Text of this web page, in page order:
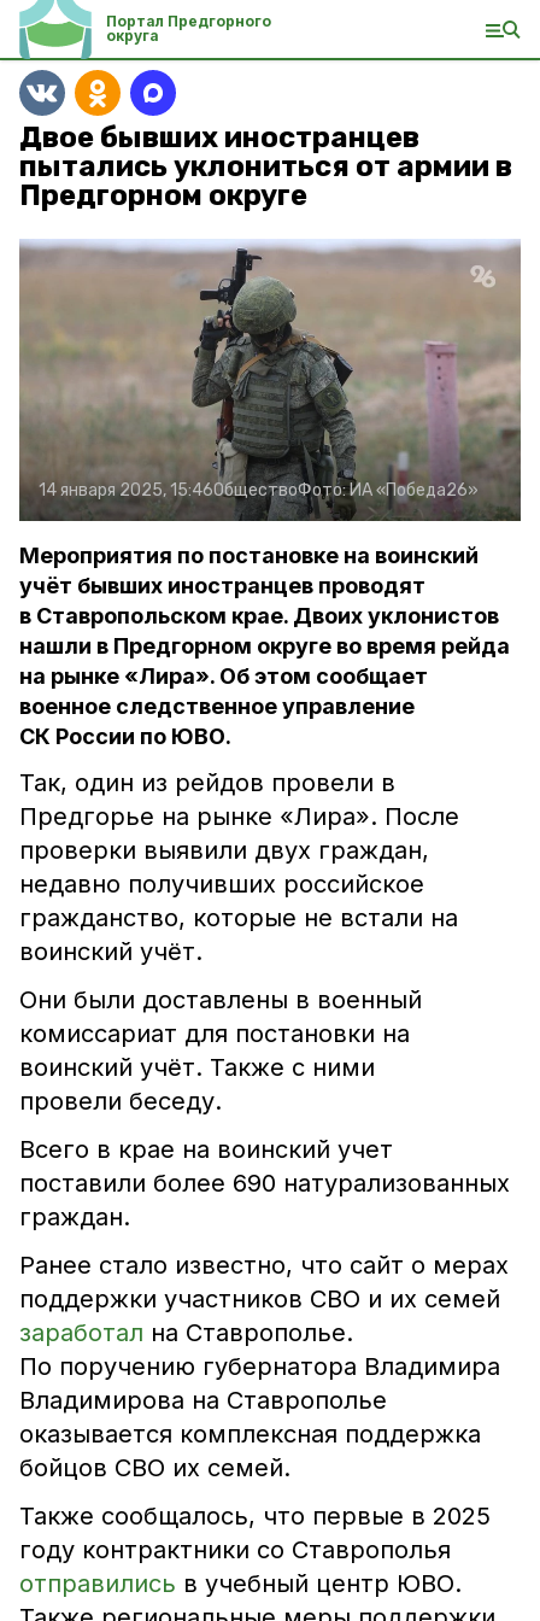
Портал Предгорного
округа
Двое бывших иностранцев
пытались уклониться от армии в
Предгорном округе
14 января 2025, 15:46ОбществоФото:ИА «Победа26»
Мероприятия по постановке на воинский
учёт бывших иностранцев проводят
в Ставропольском крае. Двоих уклонистов
нашли в Предгорном округе во время рейда
на рынке «Лира». Об этом сообщает
военное следственное управление
СК России по ЮВО.
Так, один из рейдов провели в
Предгорье на рынке «Лира». После
проверки выявили двух граждан,
недавно получивших российское
гражданство, которые не встали на
воинский учёт.
Они были доставлены в военный
комиссариат для постановки на
воинский учёт. Также с ними
провели беседу.
Всего в крае на воинский учет
поставили более 690 натурализованных
граждан.
Ранее стало известно, что сайт о мерах
поддержки участников СВО и их семей
заработал на Ставрополье.
По поручению губернатора Владимира
Владимирова на Ставрополье
оказывается комплексная поддержка
бойцов СВО их семей.
Также сообщалось, что первые в 2025
году контрактники со Ставрополья
отправились в учебный центр ЮВО.